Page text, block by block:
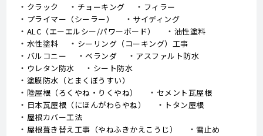
クラック チョーキング
フィラー
プライマー（シーラー）
サイディング
ALC（エーエルシー/パワーボード）
油性塗料
水性塗料
シーリング（コーキング）工事
バルコニー
ベランダ
アスファルト防水
ウレタン防水
シート防水
塗膜防水（とまくぼうすい）
陸屋根（ろくやね・りくやね）
セメント瓦屋根
日本瓦屋根（にほんがわらやね）
トタン屋根
屋根カバー工法
屋根葺き替え工事（やねふきかえこうじ）
雪止め